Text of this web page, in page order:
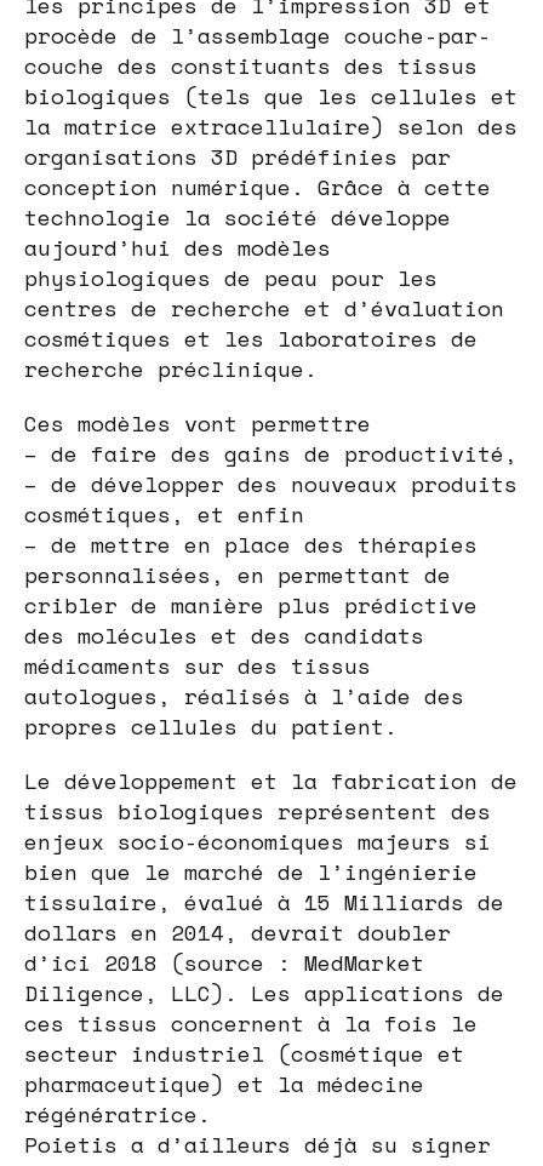
procède de l’assemblage couche-par-
couche des constituants des tissus
biologiques (tels que les cellules et
la matrice extracellulaire) selon des
organisations 3D prédéfinies par
conception numérique. Grâce à cette
technologie la société développe
aujourd’hui des modèles
physiologiques de peau pour les
centres de recherche et d’évaluation
cosmétiques et les laboratoires de
recherche préclinique.
Ces modèles vont permettre
– de faire des gains de productivité,
– de développer des nouveaux produits
cosmétiques, et enfin
– de mettre en place des thérapies
personnalisées, en permettant de
cribler de manière plus prédictive
des molécules et des candidats
médicaments sur des tissus
autologues, réalisés à l’aide des
propres cellules du patient.
Le développement et la fabrication de
tissus biologiques représentent des
enjeux socio-économiques majeurs si
bien que le marché de l’ingénierie
tissulaire, évalué à 15 Milliards de
dollars en 2014, devrait doubler
d’ici 2018 (source : MedMarket
Diligence, LLC). Les applications de
ces tissus concernent à la fois le
secteur industriel (cosmétique et
pharmaceutique) et la médecine
régénératrice.
Poietis a d’ailleurs déjà su signer